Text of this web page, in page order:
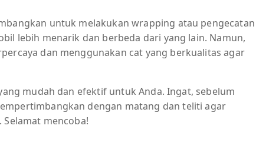
untuk melakukan wrapping atau pengecatan
lebih menarik dan berbeda dari yang lain. Namun,
dan menggunakan cat yang berkualitas agar
mudah dan efektif untuk Anda. Ingat, sebelum
dengan matang dan teliti agar
mencoba!